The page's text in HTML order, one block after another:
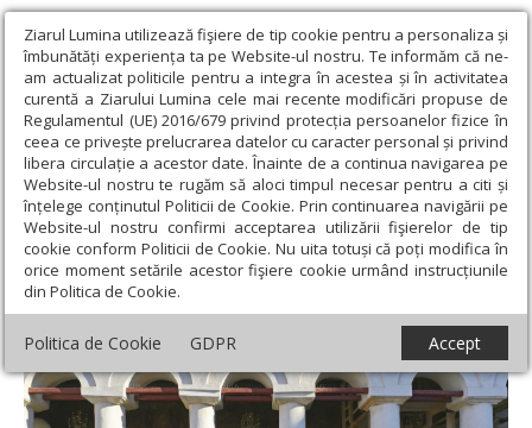
Ziarul Lumina utilizează fişiere de tip cookie pentru a personaliza și
îmbunătăți experiența ta pe Website-ul nostru. Te informăm că ne-
am actualizat politicile pentru a integra în acestea și în activitatea
curentă a Ziarului Lumina cele mai recente modificări propuse de
Regulamentul (UE) 2016/679 privind protecția persoanelor fizice în
ceea ce privește prelucrarea datelor cu caracter personal și privind
libera circulație a acestor date. Înainte de a continua navigarea pe
Website-ul nostru te rugăm să aloci timpul necesar pentru a citi și
înțelege conținutul Politicii de Cookie. Prin continuarea navigării pe
Website-ul nostru confirmi acceptarea utilizării fişierelor de tip
cookie conform Politicii de Cookie. Nu uita totuși că poți modifica în
orice moment setările acestor fişiere cookie urmând instrucțiunile
din Politica de Cookie.
Politica de Cookie GDPR Accept
Ziarul Lumina › Actualitate religioasă › Știri › Prima zi a Anului
Nou la Catedrala Patriarhală
Prima zi a Anului Nou la Catedrala
Patriarhală